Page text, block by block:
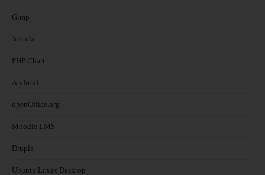
Gimp
Joomla
PHP Chart
Android
openOffice.org
Moodle LMS
Drupla
Ubuntu Linux Desktop